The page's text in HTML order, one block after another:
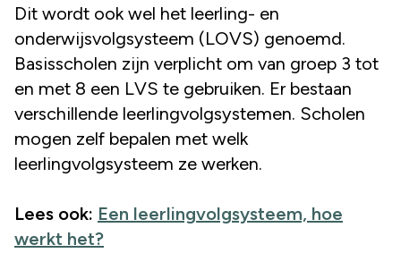
Dit wordt ook wel het leerling- en
onderwijsvolgsysteem (LOVS) genoemd.
Basisscholen zijn verplicht om van groep 3 tot
en met 8 een LVS te gebruiken. Er bestaan
verschillende leerlingvolgsystemen. Scholen
mogen zelf bepalen met welk
leerlingvolgsysteem ze werken.
Lees ook: Een leerlingvolgsysteem, hoe
werkt het?